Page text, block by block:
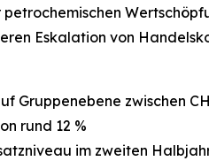
Eskalation von
Gruppenebene zwischen
rund 12 %
im zweiten